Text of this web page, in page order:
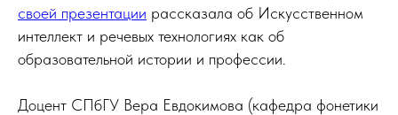
своей презентации рассказала об Искусственном
интеллект и речевых технологиях как об
образовательной истории и профессии.
Доцент СПбГУ Вера Евдокимова (кафедра фонетики